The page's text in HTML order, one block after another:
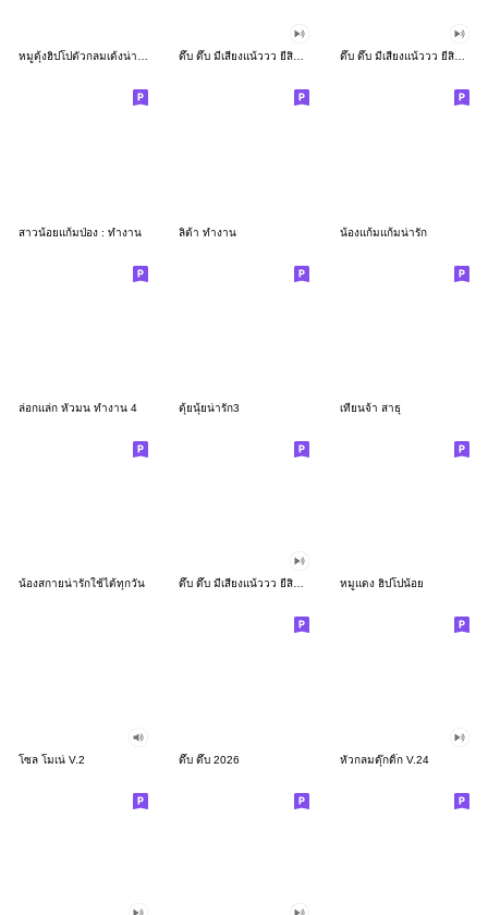
หมูดุ้งฮิปโปตัวกลมเด้งน่ารัก ดึ๊บ ดึ๊บ มีเสียงแน้ววว ยี่สิบเจ็ด ดึ๊บ ดึ๊บ มีเสียงแน้ววว ยี่สิบหก
สาวน้อยแก้มป่อง : ทำงาน ลิต้า ทำงาน น้องแก้มแก้มน่ารัก
ล่อกแล่ก หัวมน ทำงาน 4 ตุ้ยนุ้ยน่ารัก3 เทียนจ้า สาธุ
น้องสกายน่ารักใช้ได้ทุกวัน ดึ๊บ ดึ๊บ มีเสียงแน้ววว ยี่สิบสอง หมูแดง ฮิปโปน้อย
โซล โมเน่ V.2 ดึ๊บ ดึ๊บ 2026 หัวกลมดุ๊กดิ๊ก V.24